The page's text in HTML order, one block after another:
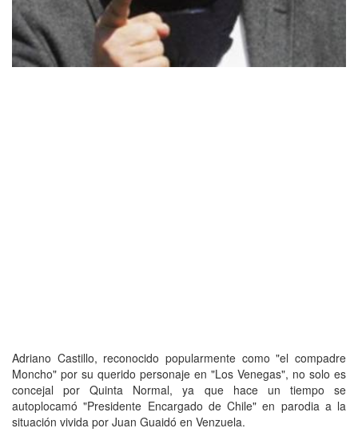
Adriano Castillo, reconocido popularmente como "el compadre
Moncho" por su querido personaje en "Los Venegas", no solo es
concejal por Quinta Normal, ya que hace un tiempo se
autoplocamó "Presidente Encargado de Chile" en parodia a la
situación vivida por Juan Guaidó en Venzuela.